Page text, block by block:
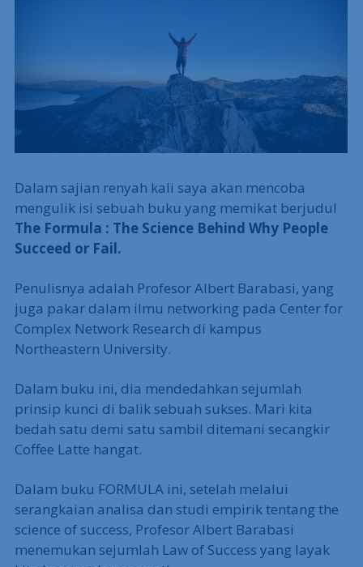
Dalam sajian renyah kali saya akan mencoba
mengulik isi sebuah buku yang memikat berjudul
The Formula : The Science Behind Why People
Succeed or Fail.
Penulisnya adalah Profesor Albert Barabasi, yang
juga pakar dalam ilmu networking pada Center for
Complex Network Research di kampus
Northeastern University.
Dalam buku ini, dia mendedahkan sejumlah
prinsip kunci di balik sebuah sukses. Mari kita
bedah satu demi satu sambil ditemani secangkir
Coffee Latte hangat.
Dalam buku FORMULA ini, setelah melalui
serangkaian analisa dan studi empirik tentang the
science of success, Profesor Albert Barabasi
menemukan sejumlah Law of Success yang layak